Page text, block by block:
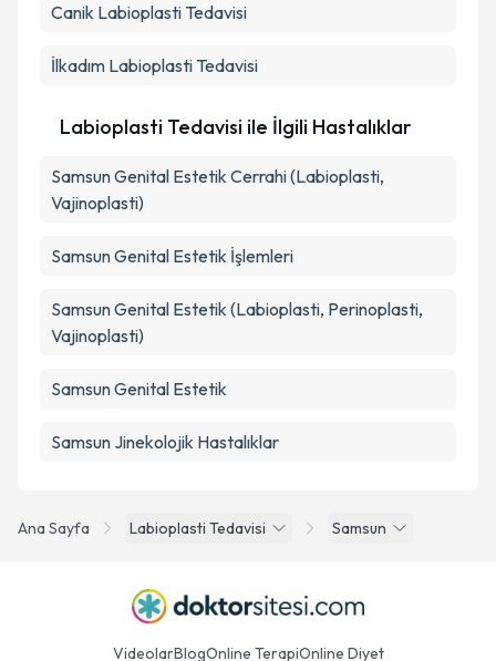
Ana Sayfa Labioplasti Tedavisi Samsun
Canik Labioplasti Tedavisi
İlkadım Labioplasti Tedavisi
Labioplasti Tedavisi ile İlgili Hastalıklar
Samsun Genital Estetik Cerrahi (Labioplasti,
Vajinoplasti)
Samsun Genital Estetik İşlemleri
Samsun Genital Estetik (Labioplasti, Perinoplasti,
Vajinoplasti)
Samsun Genital Estetik
Samsun Jinekolojik Hastalıklar
VideolarBlogOnline TerapiOnline Diyet